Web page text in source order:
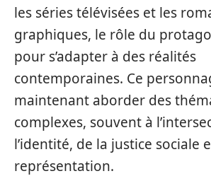
les séries télévisées et les
graphiques, le rôle du
pour s’adapter à des réalités
contemporaines. Ce
maintenant aborder des
complexes, souvent à
l’identité, de la justice sociale
représentation.